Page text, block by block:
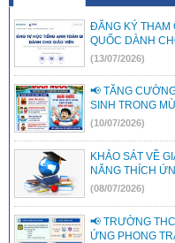
ĐĂNG KÝ THAM
QUỐC DÀNH
(13/07/2026)
📢 TĂNG
SINH TRONG
(10/07/2026)
KHẢO SÁT VỀ
NĂNG THÍCH
(08/07/2026)
📢 TRƯỜNG
ỨNG PHONG